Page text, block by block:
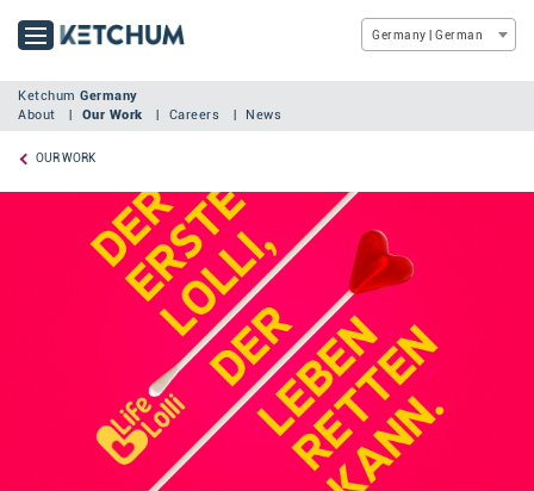
Germany | German
Ketchum Germany
About
Our Work Careers News
OUR WORK